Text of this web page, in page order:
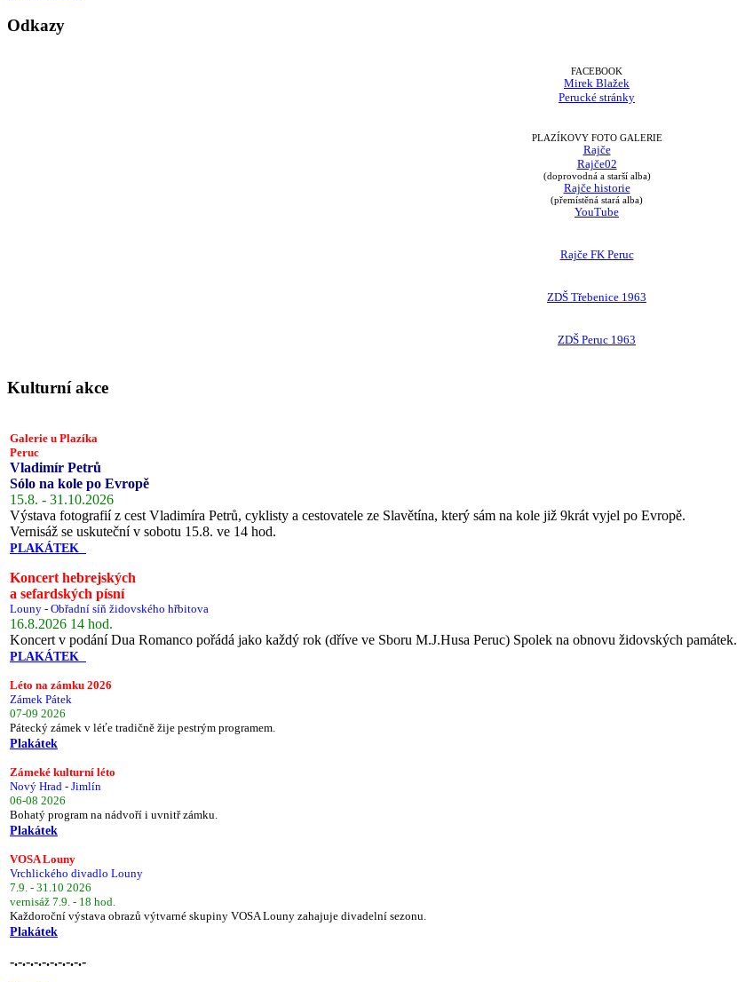
Odkazy
FACEBOOK
Mirek Blažek
Perucké stránky
PLAZÍKOVY FOTO GALERIE
Rajče
Rajče02
(doprovodná a starší alba)
Rajče historie
(přemístěná stará alba)
YouTube
Rajče FK Peruc
ZDŠ Třebenice 1963
ZDŠ Peruc 1963
Kulturní akce
Galerie u Plazíka
Peruc
Vladimír Petrů
Sólo na kole po Evropě
15.8. - 31.10.2026
Výstava fotografií z cest Vladimíra Petrů, cyklisty a cestovatele ze Slavětína, který sám na kole již 9krát vyjel po Evropě.
Vernisáž se uskuteční v sobotu 15.8. ve 14 hod.
PLAKÁTEK
Koncert hebrejských
a sefardských písní
Louny - Obřadní síň židovského hřbitova
16.8.2026 14 hod.
Koncert v podání Dua Romanco pořádá jako každý rok (dříve ve Sboru M.J.Husa Peruc) Spolek na obnovu židovských památek.
PLAKÁTEK
Léto na zámku 2026
Zámek Pátek
07-09 2026
Pátecký zámek v léťe tradičně žije pestrým programem.
Plakátek
Zámeké kulturní léto
Nový Hrad - Jimlín
06-08 2026
Bohatý program na nádvoří i uvnitř zámku.
Plakátek
VOSA Louny
Vrchlického divadlo Louny
7.9. - 31.10 2026
vernisáž 7.9. - 18 hod.
Každoroční výstava obrazů výtvarné skupiny VOSA Louny zahajuje divadelní sezonu.
Plakátek
-.-.-.-.-.-.-.-.-.-